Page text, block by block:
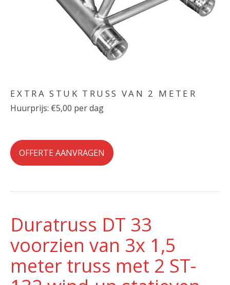
EXTRA STUK TRUSS VAN 2 METER
Huurprijs: €5,00 per dag
OFFERTE AANVRAGEN
Duratruss DT 33
voorzien van 3x 1,5
meter truss met 2 ST-